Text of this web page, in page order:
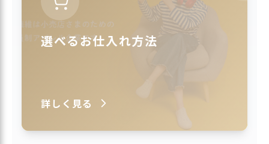
選べるお仕入れ方法
詳しく見る